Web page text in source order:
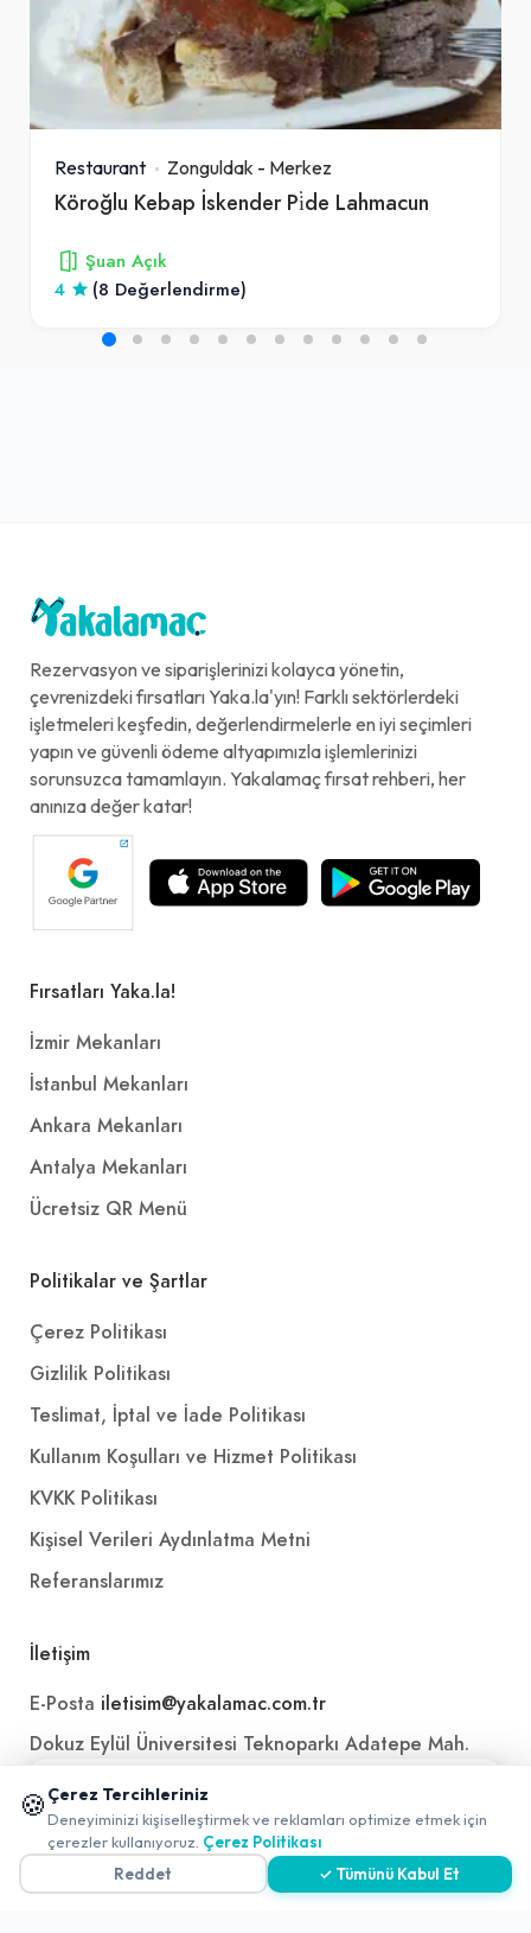
Restaurant Zonguldak - Merkez
Köroğlu Kebap İskender Pi̇de Lahmacun
Şuan Açık
4
(8 Değerlendirme)
Rezervasyon ve siparişlerinizi kolayca yönetin,
çevrenizdeki fırsatları Yaka.la'yın! Farklı sektörlerdeki
işletmeleri keşfedin, değerlendirmelerle en iyi seçimleri
yapın ve güvenli ödeme altyapımızla işlemlerinizi
sorunsuzca tamamlayın. Yakalamaç fırsat rehberi, her
anınıza değer katar!
Fırsatları Yaka.la!
İzmir Mekanları
İstanbul Mekanları
Ankara Mekanları
Antalya Mekanları
Ücretsiz QR Menü
Politikalar ve Şartlar
Çerez Politikası
Gizlilik Politikası
Teslimat, İptal ve İade Politikası
Kullanım Koşulları ve Hizmet Politikası
KVKK Politikası
Kişisel Verileri Aydınlatma Metni
Referanslarımız
İletişim
E-Posta iletisim@yakalamac.com.tr
Dokuz Eylül Üniversitesi Teknoparkı Adatepe Mah.
Doğuş Cad. No:207 Z İç Kapı No:1 Buca/İzmir
🍪 Çerez Tercihleriniz
Deneyiminizi kişiselleştirmek ve reklamları optimize etmek için
çerezler kullanıyoruz. Çerez Politikası
Reddet
✓ Tümünü Kabul Et
📱 Mobil uygulamamızı keşfedin!
✖